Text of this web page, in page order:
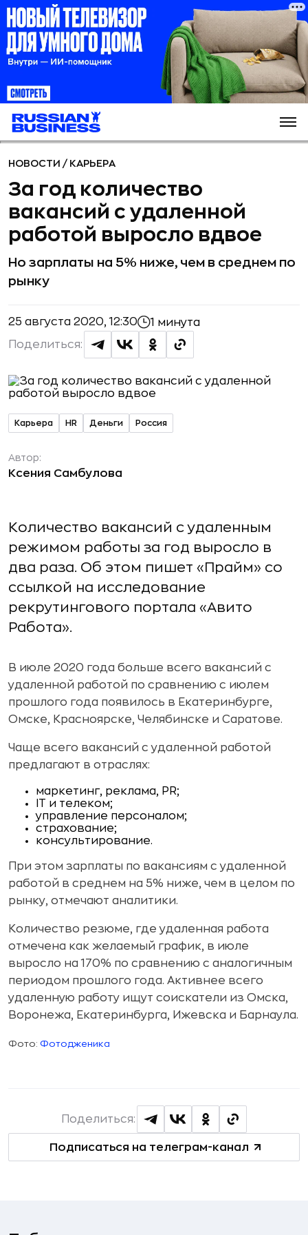
НОВОСТИ / КАРЬЕРА
За год количество
вакансий с удаленной
работой выросло вдвое
Но зарплаты на 5% ниже, чем в среднем по
рынку
25 августа 2020, 12:30 1 минута
Поделиться:
Карьера HR Деньги Россия
Автор:
Ксения Самбулова
Количество вакансий с удаленным
режимом работы за год выросло в
два раза. Об этом пишет «Прайм» со
ссылкой на исследование
рекрутингового портала «Авито
Работа».
В июле 2020 года больше всего вакансий с
удаленной работой по сравнению с июлем
прошлого года появилось в Екатеринбурге,
Омске, Красноярске, Челябинске и Саратове.
Чаще всего вакансий с удаленной работой
предлагают в отраслях:
маркетинг, реклама, PR;
IT и телеком;
управление персоналом;
страхование;
консультирование.
При этом зарплаты по вакансиям с удаленной
работой в среднем на 5% ниже, чем в целом по
рынку, отмечают аналитики.
Количество резюме, где удаленная работа
отмечена как желаемый график, в июле
выросло на 170% по сравнению с аналогичным
периодом прошлого года. Активнее всего
удаленную работу ищут соискатели из Омска,
Воронежа, Екатеринбурга, Ижевска и Барнаула.
Фото: Фотодженика
Подписаться на телеграм-канал
Поделиться: